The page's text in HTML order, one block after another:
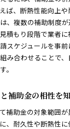
ば、断熱性能向上
、複数の補助制度
積もり段階で業者
スケジュールを事
み合わせることで
。
補助金の相性を
補助金の対象範囲
、耐久性や断熱性